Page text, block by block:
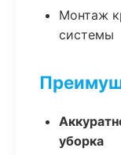
Монтаж
системы
уборка